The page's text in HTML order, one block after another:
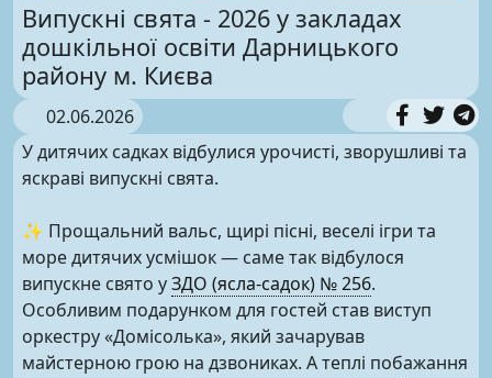
Випускні свята - 2026 у закладах
дошкільної освіти Дарницького
району м. Києва
02.06.2026
У дитячих садках відбулися урочисті, зворушливі та
яскраві випускні свята.
✨ Прощальний вальс, щирі пісні, веселі ігри та
море дитячих усмішок — саме так відбулося
випускне свято уЗДО (ясла-садок) № 256.
Особливим подарунком для гостей став виступ
оркестру «Домісолька», який зачарував
майстерною грою на дзвониках. А теплі побажання